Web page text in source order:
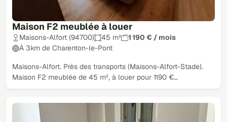
Maison F2 meublée à louer
Maisons-Alfort (94700) 45 m²
1 190 € / mois
À 3km de Charenton-le-Pont
Maisons-Alfort. Près des transports (Maisons-Alfort-Stade).
Maison F2 meublée de 45 m², à louer pour 1190 €…